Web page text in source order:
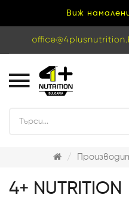
Виж
4+ NUTRITION